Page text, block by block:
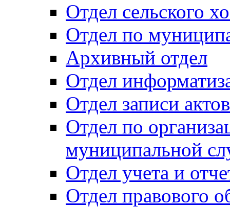
Отдел сельского
Отдел по
Архивный отдел
Отдел
Отдел записи
Отдел по
муниципальной
Отдел учета и
Отдел правового